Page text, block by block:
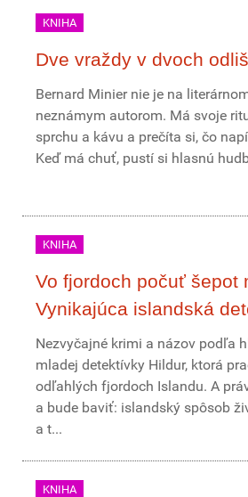
KNIHA
Dve vraždy v dvoch
Bernard Minier nie je na
neznámym autorom. Má svoje
sprchu a kávu a prečíta si, čo
Keď má chuť, pustí si hlasnú
KNIHA
Vo fjordoch počuť šepot
Vynikajúca islandská
Nezvyčajné krimi a názov podľa
mladej detektívky Hildur, ktorá
odľahlých fjordoch Islandu. A
a bude baviť: islandský spôsob
a t...
KNIHA